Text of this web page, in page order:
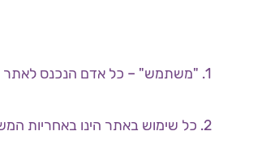
1. "משתמש" – כל אדם הנכנס לאתר ו/או העושה שימוש בו ו/או בחלק ממנו ו/או מעיין באמור בו.
2. כל שימוש באתר הינו באחריות המשתמש ועצם השימוש מהווה הסכמה לאמור בתקנון זה.